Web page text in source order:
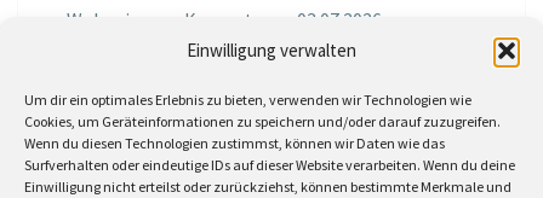
Einwilligung verwalten
Um dir ein optimales Erlebnis zu bieten, verwenden wir Technologien wie
Cookies, um Geräteinformationen zu speichern und/oder darauf zuzugreifen.
Wenn du diesen Technologien zustimmst, können wir Daten wie das
Surfverhalten oder eindeutige IDs auf dieser Website verarbeiten. Wenn du deine
Einwilligung nicht erteilst oder zurückziehst, können bestimmte Merkmale und
Wohnzimmer Konzerte am 03.07.2026
Podcast Nr.01 vom 08.09.2025 mit Joe Astray
MIRI IN THE GREENzuMiri in the Green in der
Hemingway Lounge, am 30.05.2026